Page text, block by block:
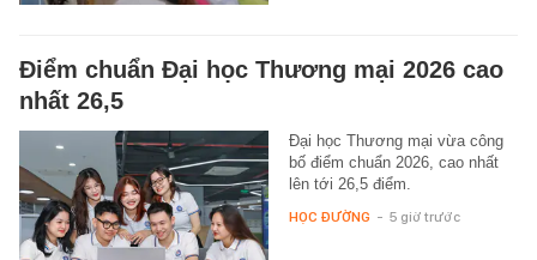
Điểm chuẩn Đại học Thương mại 2026 cao
nhất 26,5
Đại học Thương mại vừa công
bố điểm chuẩn 2026, cao nhất
lên tới 26,5 điểm.
HỌC ĐƯỜNG - 5 giờ trước